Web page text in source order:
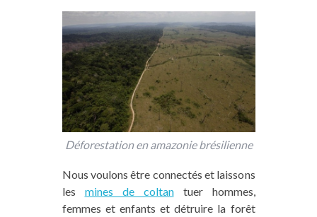
Déforestation en amazonie brésilienne
Nous voulons être connectés et laissons
les mines de coltantuer hommes,
femmes et enfants et détruire la forêt